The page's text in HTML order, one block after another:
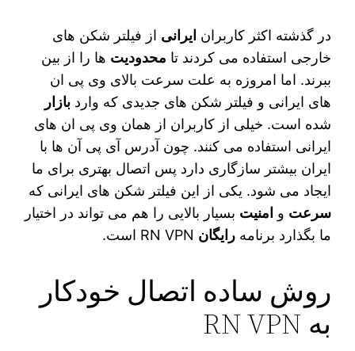
در گذشته اکثر کاربران ایرانی از فیلتر شکن‌ های
خارجی استفاده می‌ کردند تا محدودیت‌ ها را از بین
ببرند. اما امروزه به علت سرعت بالای وی‌ پی‌ ان‌
های ایرانی و فیلتر شکن‌ های جدیدی که واردبازار
شده است. خیلی از کاربران از همان وی پی ان‌ های
ایرانی استفاده می‌ کنند. چون آدرس آی پی آن ها با
ایران بیشتر سازگاری دارد پس اتصال بهتری برای ما
ایجاد می‌ شود. یکی از این فیلتر شکن‌ های ایرانی که
سرعت و امنیت بسیار بالایی را هم می‌ تواند در اختیار
ما بگذارد برنامهرایگان
روش ساده اتصال خودکار
به RN VPN